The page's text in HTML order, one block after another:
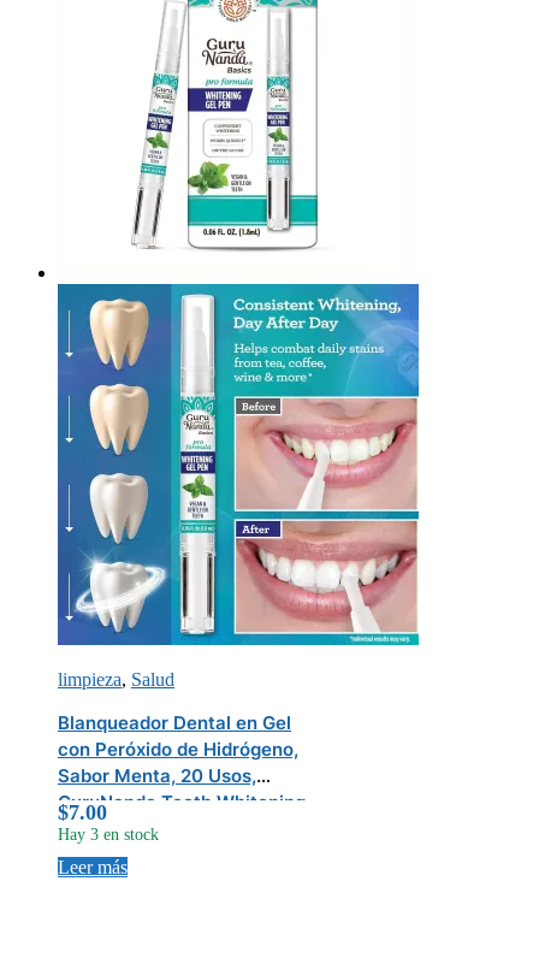
limpieza, Salud
Blanqueador Dental en Gel
con Peróxido de Hidrógeno,
Sabor Menta, 20 Usos,
GuruNanda Teeth Whitening
Pen
$7.00
Hay 3 en stock
Leer más